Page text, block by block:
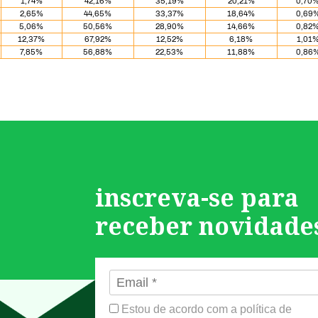
2,65% 44,65% 33,37% 18,64%
5,06% 50,56% 28,90% 14,66%
12,37% 67,92% 12,52% 6,18%
7,85% 56,88% 22,53% 11,88%
inscreva-se para
receber
Estou de acordo com a política de